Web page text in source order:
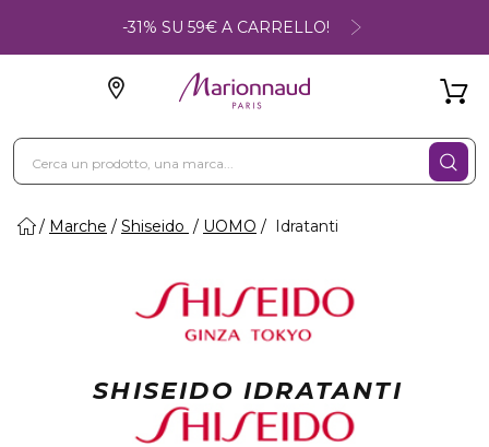
-31% SU 59€ A CARRELLO!
Marche Shiseido UOMO Idratanti
SHISEIDO IDRATANTI